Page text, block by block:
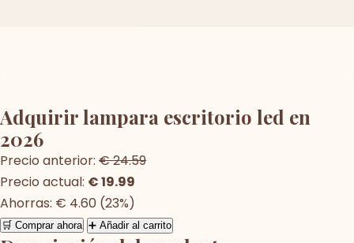
Adquirir lampara escritorio led en
2026
Precio anterior: € 24.59
Precio actual: € 19.99
Ahorras: € 4.60 (23%)
🛒 Comprar ahora ➕ Añadir al carrito